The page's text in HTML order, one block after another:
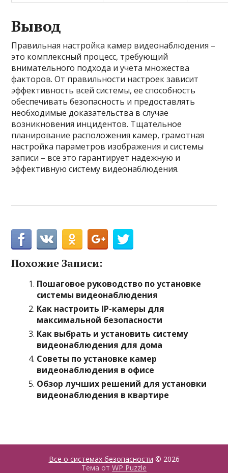
Вывод
Правильная настройка камер видеонаблюдения –
это комплексный процесс, требующий
внимательного подхода и учета множества
факторов. От правильности настроек зависит
эффективность всей системы, ее способность
обеспечивать безопасность и предоставлять
необходимые доказательства в случае
возникновения инцидентов. Тщательное
планирование расположения камер, грамотная
настройка параметров изображения и системы
записи – все это гарантирует надежную и
эффективную систему видеонаблюдения.
Похожие Записи:
Пошаговое руководство по установке
системы видеонаблюдения
Как настроить IP-камеры для
максимальной безопасности
Как выбрать и установить систему
видеонаблюдения для дома
Советы по установке камер
видеонаблюдения в офисе
Обзор лучших решений для установки
видеонаблюдения в квартире
Все о системах безопасности © 2026
Тема от WP Puzzle